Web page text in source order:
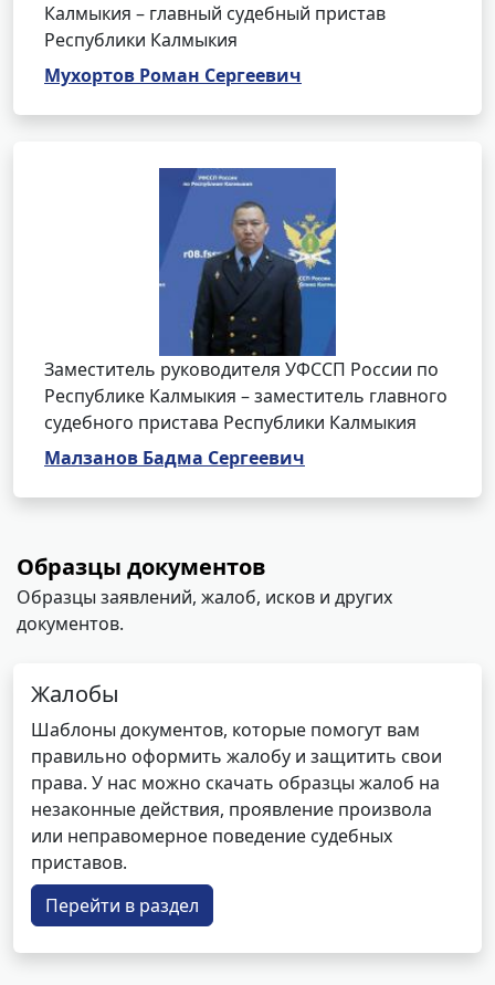
Калмыкия – главный судебный пристав
Республики Калмыкия
Мухортов Роман Сергеевич
Заместитель руководителя УФССП России по
Республике Калмыкия – заместитель главного
судебного пристава Республики Калмыкия
Малзанов Бадма Сергеевич
Образцы документов
Образцы заявлений, жалоб, исков и других
документов.
Жалобы
Шаблоны документов, которые помогут вам
правильно оформить жалобу и защитить свои
права. У нас можно скачать образцы жалоб на
незаконные действия, проявление произвола
или неправомерное поведение судебных
приставов.
Перейти в раздел